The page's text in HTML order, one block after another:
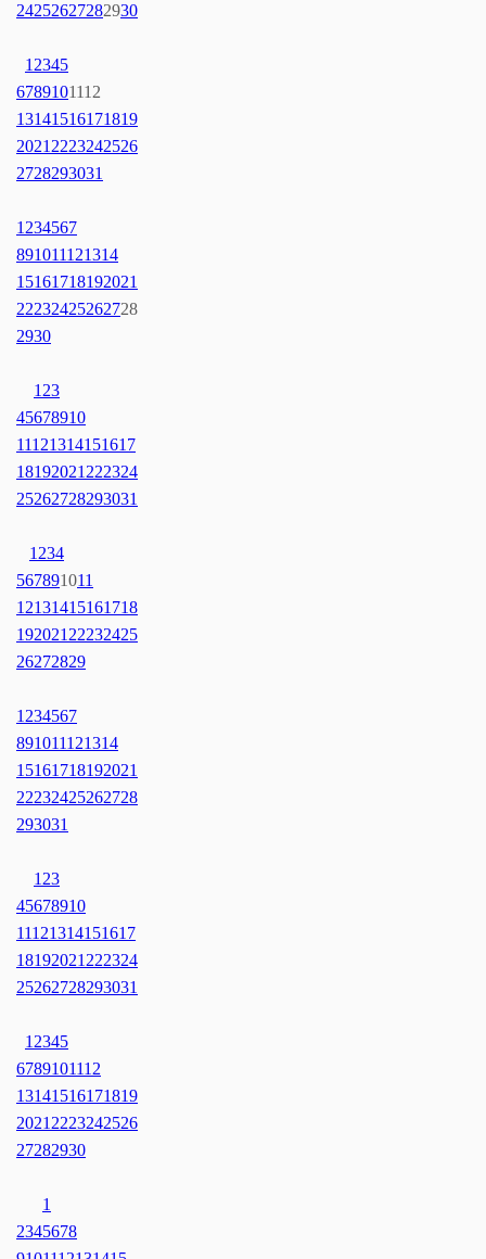
24252627282930
1 2345
6789101112
13141516171819
2021 2223242526
2728293031
1 234567
891011121314
15161718192021
22232425262728
2930
1 23
45678910
11121314151617
18192021 222324
25262728293031
1 234
567891011
12131415161718
192021 22232425
26272829
1 234567
891011121314
15161718192021
22232425262728
293031
1 23
45678910
11121314151617
18192021 222324
25262728293031
1 2345
6789101112
13141516171819
2021 2223242526
27282930
1
2345678